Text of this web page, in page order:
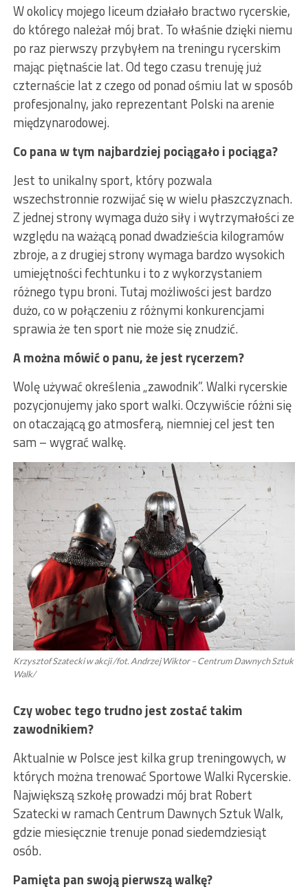
W okolicy mojego liceum działało bractwo rycerskie,
do którego należał mój brat. To właśnie dzięki niemu
po raz pierwszy przybyłem na treningu rycerskim
mając piętnaście lat. Od tego czasu trenuję już
czternaście lat z czego od ponad ośmiu lat w sposób
profesjonalny, jako reprezentant Polski na arenie
międzynarodowej.
Co pana w tym najbardziej pociągało i pociąga?
Jest to unikalny sport, który pozwala
wszechstronnie rozwijać się w wielu płaszczyznach.
Z jednej strony wymaga dużo siły i wytrzymałości ze
względu na ważącą ponad dwadzieścia kilogramów
zbroje, a z drugiej strony wymaga bardzo wysokich
umiejętności fechtunku i to z wykorzystaniem
różnego typu broni. Tutaj możliwości jest bardzo
dużo, co w połączeniu z różnymi konkurencjami
sprawia że ten sport nie może się znudzić.
A można mówić o panu, że jest rycerzem?
Wolę używać określenia „zawodnik”. Walki rycerskie
pozycjonujemy jako sport walki. Oczywiście różni się
on otaczającą go atmosferą, niemniej cel jest ten
sam – wygrać walkę.
Krzysztof Szatecki w akcji /fot. Andrzej Wiktor – Centrum Dawnych Sztuk
Walk/
Czy wobec tego trudno jest zostać takim
zawodnikiem?
Aktualnie w Polsce jest kilka grup treningowych, w
których można trenować Sportowe Walki Rycerskie.
Największą szkołę prowadzi mój brat Robert
Szatecki w ramach Centrum Dawnych Sztuk Walk,
gdzie miesięcznie trenuje ponad siedemdziesiąt
osób.
Pamięta pan swoją pierwszą walkę?